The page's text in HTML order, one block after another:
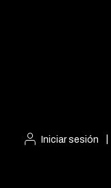
Iniciar sesión